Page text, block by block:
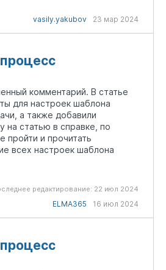
vasily.yakubov 23 мар 2024
комментарий. В статье
для настроек шаблона
а также добавили
на статью в справке, по
пройти и прочитать
всех настроек шаблона
редактирование: 22 июл 2024
ELMA365 16 июл 2024